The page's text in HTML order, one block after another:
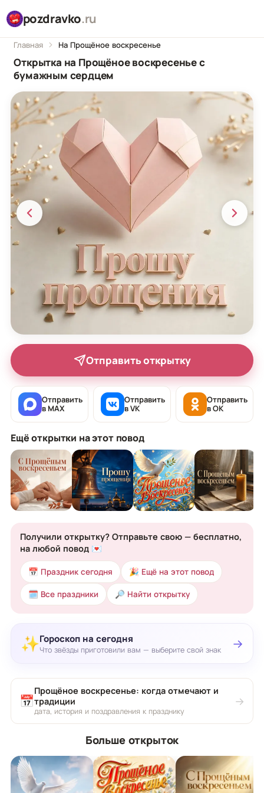
pozdravko.ru
Главная На Прощёное воскресенье
Открытка на Прощёное воскресенье с
бумажным сердцем
Отправить открытку
Отправить
в MAX
Отправить
в VK
Отправить
в OK
Ещё открытки на этот повод
Получили открытку? Отправьте свою — бесплатно,
на любой повод 💌
📅 Праздник сегодня 🎉 Ещё на этот повод
🗓 Все праздники 🔎 Найти открытку
✨Гороскоп на сегодня
Что звёзды приготовили вам — выберите свой знак →
📅
Прощёное воскресенье: когда отмечают и
традиции
дата, история и поздравления к празднику
→
Больше открыток